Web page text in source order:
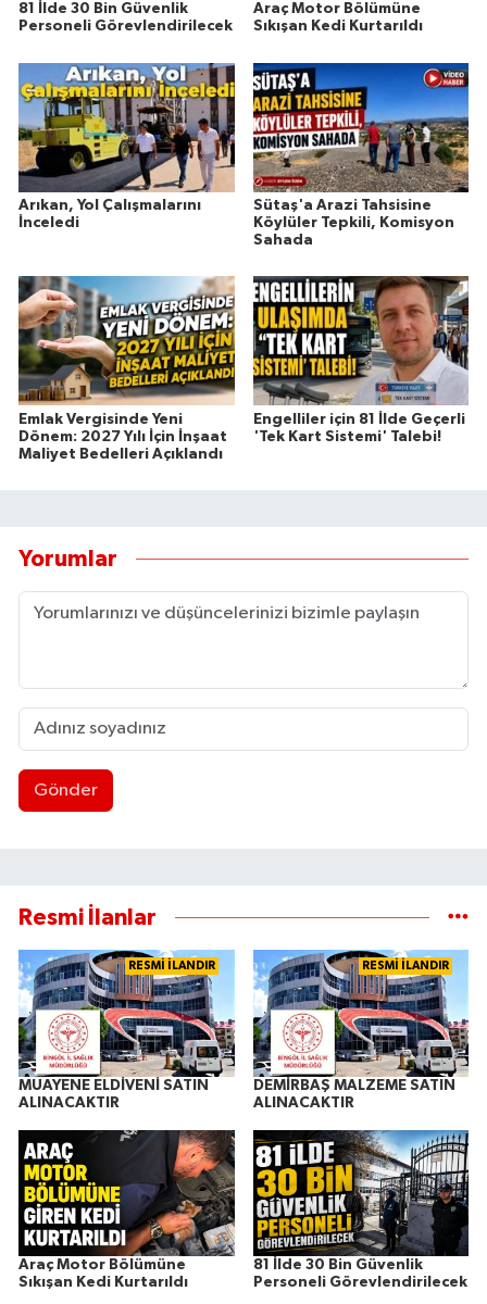
81 İlde 30 Bin Güvenlik
Personeli Görevlendirilecek
Araç Motor Bölümüne
Sıkışan Kedi Kurtarıldı
Arıkan, Yol Çalışmalarını
İnceledi
Sütaş'a Arazi Tahsisine
Köylüler Tepkili, Komisyon
Sahada
Emlak Vergisinde Yeni
Dönem: 2027 Yılı İçin İnşaat
Maliyet Bedelleri Açıklandı
Engelliler için 81 İlde Geçerli
'Tek Kart Sistemi' Talebi!
Yorumlar
Gönder
Resmi İlanlar
RESMİ İLANDIR
MUAYENE ELDİVENİ SATIN
ALINACAKTIR
RESMİ İLANDIR
DEMİRBAŞ MALZEME SATIN
ALINACAKTIR
Araç Motor Bölümüne
Sıkışan Kedi Kurtarıldı
81 İlde 30 Bin Güvenlik
Personeli Görevlendirilecek